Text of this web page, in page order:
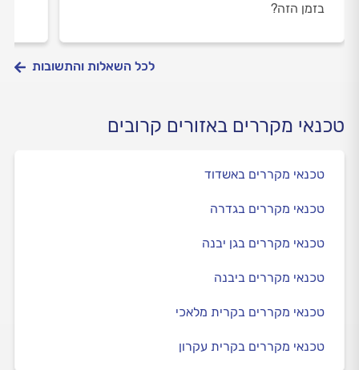
בזמן הזה?
לכל השאלות והתשובות
טכנאי מקררים באזורים קרובים
טכנאי מקררים באשדוד
טכנאי מקררים בגדרה
טכנאי מקררים בגן יבנה
טכנאי מקררים ביבנה
טכנאי מקררים בקרית מלאכי
טכנאי מקררים בקרית עקרון